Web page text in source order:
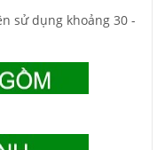
sử dụng khoảng 30 -